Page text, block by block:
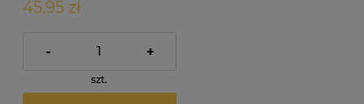
45,95 zł
- +
szt.